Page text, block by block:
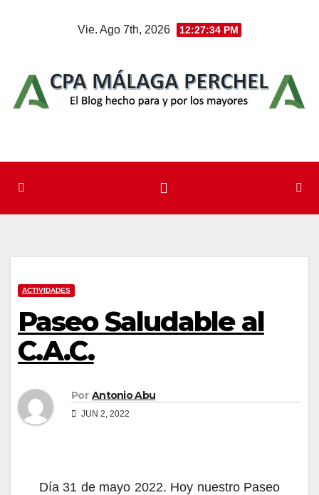
Vie. Ago 7th, 2026 12:27:34 PM
ACTIVIDADES
Paseo Saludable al
C.A.C.
Por Antonio Abu
JUN 2, 2022
Día 31 de mayo 2022. Hoy nuestro Paseo